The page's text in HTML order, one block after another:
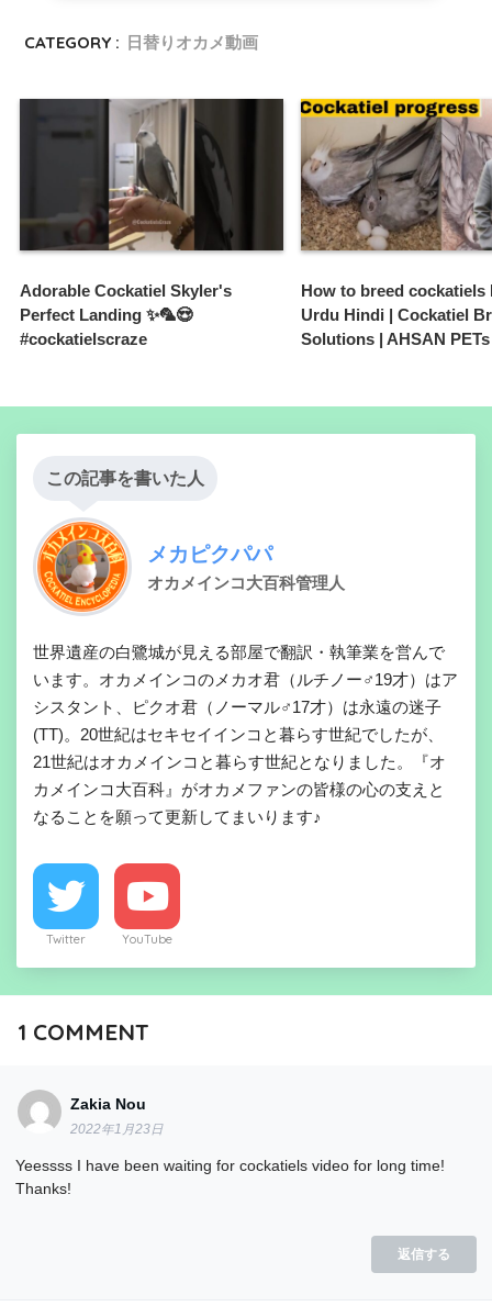
CATEGORY : 日替りオカメ動画
Adorable Cockatiel Skyler's
Perfect Landing ✨️🦜😍
#cockatielscraze
How to breed cockatiels
Urdu Hindi | Cockatiel
Solutions | AHSAN PETs
この記事を書いた人
メカピクパパ
オカメインコ大百科管理人
世界遺産の白鷺城が見える部屋で翻訳・執筆業を営んで
います。オカメインコのメカオ君（ルチノー♂19才）はア
シスタント、ピクオ君（ノーマル♂17才）は永遠の迷子
(TT)。20世紀はセキセイインコと暮らす世紀でしたが、
21世紀はオカメインコと暮らす世紀となりました。『オ
カメインコ大百科』がオカメファンの皆様の心の支えと
なることを願って更新してまいります♪
Twitter YouTube
1 COMMENT
Zakia Nou
2022年1月23日
Yeessss I have been waiting for cockatiels video for long time!
Thanks!
返信する